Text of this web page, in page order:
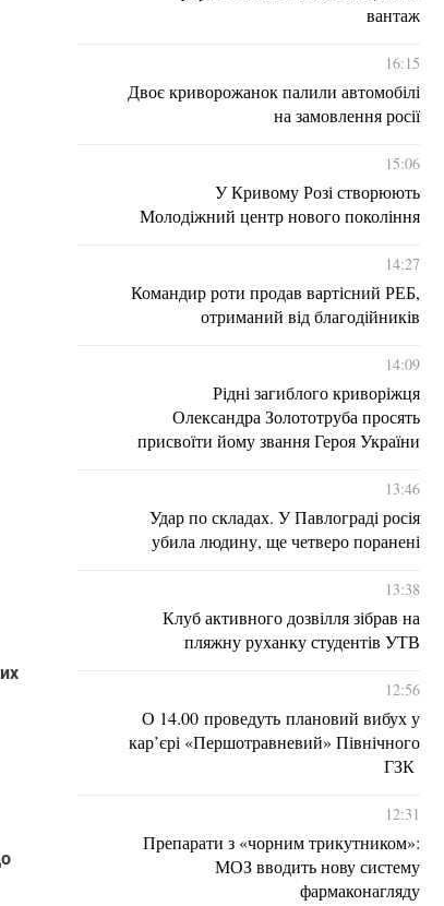
вантаж
16:15
Двоє криворожанок палили автомобілі
на замовлення росії
15:06
У Кривому Розі створюють
Молодіжний центр нового покоління
14:27
Командир роти продав вартісний РЕБ,
отриманий від благодійників
14:09
Рідні загиблого криворіжця
Олександра Золототруба просять
присвоїти йому звання Героя України
13:46
Удар по складах. У Павлограді росія
убила людину, ще четверо поранені
13:38
Клуб активного дозвілля зібрав на
пляжну руханку студентів УТВ
12:56
О 14.00 проведуть плановий вибух у
кар’єрі «Першотравневий» Північного
ГЗК
12:31
Препарати з «чорним трикутником»:
МОЗ вводить нову систему
фармаконагляду